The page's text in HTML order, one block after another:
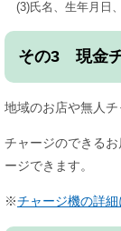
(3)氏名、生年月日
その3 現金
地域のお店や無人
チャージのでき
ージできます。
※チャージ機の詳